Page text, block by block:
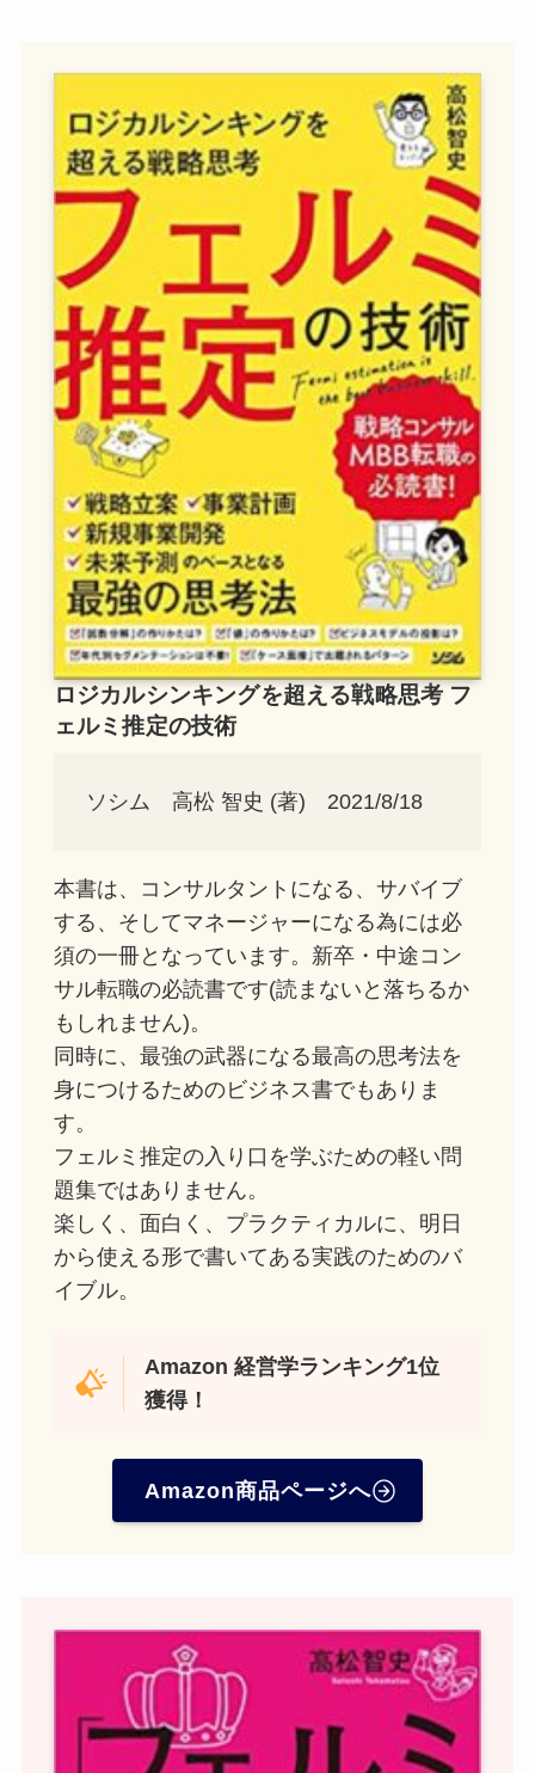
ロジカルシンキングを超える戦略思考 フ
ェルミ推定の技術
ソシム 高松 智史 (著) 2021/8/18
本書は、コンサルタントになる、サバイブ
する、そしてマネージャーになる為には必
須の一冊となっています。新卒・中途コン
サル転職の必読書です(読まないと落ちるか
もしれません)。
同時に、最強の武器になる最高の思考法を
身につけるためのビジネス書でもありま
す。
フェルミ推定の入り口を学ぶための軽い問
題集ではありません。
楽しく、面白く、プラクティカルに、明日
から使える形で書いてある実践のためのバ
イブル。
Amazon 経営学ランキング1位
獲得！
Amazon商品ページへ